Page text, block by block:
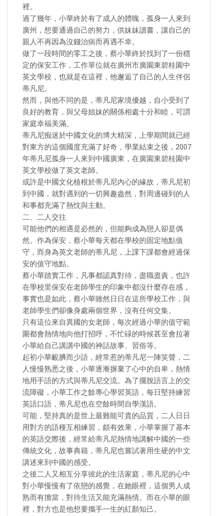
裡。
過了幾年，小華終於有了成人的體魄，孤身一人來到
廣州，想要通過自己的努力，供妹妹讀書，讓自己的
親人不再因為沒錢治病而再遇不幸。
做了一段時間的零工之後，蔡小華終於找到了一份穩
定的保安工作，工作單位就在廣州市廣園東碧桂園中
英文學校，也就是在這裡，他邂逅了自己的人生伴侶
蒂凡尼。
然而，與他不同的是，蒂凡尼家境優越，自小受到了
良好的教育，與父母姐妹的關係相處十分和睦，可謂
家庭幸福美滿。
蒂凡尼痴迷於中國文化的博大精深，上學期間就已經
對東方的這個國度充滿了好奇，學業結束之後，2007
年蒂凡尼孤身一人來到中國廣東，在廣園東碧桂園中
英文學校做了英文老師。
或許是中國文化植根於蒂凡尼內心的緣故，蒂凡尼初
到中國，就對遇到的一切興趣盎然，對周邊碰到的人
和事都充滿了熱忱與主動。
二、二人交往
可能他們的相遇是必然的，但能夠成為戀人卻是偶
然。作為保安，蔡小華每天都在學校的固定地點值
守，而身為英文老師的蒂凡尼，上課下課都會經過保
安的值守地點。
蔡小華踏實工作，凡事都認真對待，盡職盡責，也許
在學校里保安在老師學生的印象中都沒什麼存在感，
事實也是如此，蔡小華雖然日日在這所學校工作，與
老師學生們卻像身處兩個世界，沒有任何交集。
只有這位來自異國的女老師，每次經過小華的值守範
圍都會熱情地向他打招呼，不忙碌的時候甚至會拉著
小華給自己講講中國的神話故事、習俗等。
起初小華靦腆而少語，經常惹的蒂凡尼一陣笑聲，二
人慢慢熟悉之後，小華逐漸摒棄了心中的自卑，熱情
地用手語的方式與蒂凡尼交流。為了擺脫語言上的交
流障礙，小華工作之餘專心學習英語，每日堅持練習
英語口語，蒂凡尼也在空餘時間自學漢語。
可能，堅持真的是世上最難能可貴的品質，二人日日
用對方的語種互相練習，頗有效果，小華掌握了基本
的英語交際後，經常給蒂凡尼熱情地講解中國的一些
傳統文化，故事典籍，蒂凡尼也嘗試著用生硬的中文
講述來到中國的感受。
之後二人又相互分享彼此的生活家庭，蒂凡尼的心中
對小華慢慢有了依戀的感覺，在她眼裡，這個男人成
熟而有擔當，對待生活又能充滿熱情。而在小華的眼
裡，對方也是他想要攜手一生的紅顏知己。